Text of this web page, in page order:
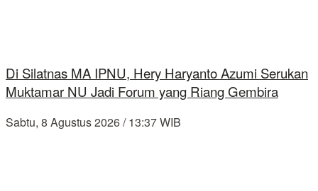
Di Silatnas MA IPNU, Hery Haryanto Azumi Serukan
Muktamar NU Jadi Forum yang Riang Gembira
Sabtu, 8 Agustus 2026 / 13:37 WIB